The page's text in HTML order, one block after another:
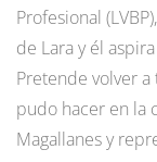
Profesional
de Lara y él
Pretende volver
pudo hacer en la
Magallanes y